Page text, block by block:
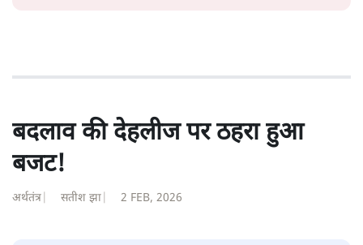
अपूर्वानंद दिल्ली विश्वविद्यालय में हिन्दी पढ़ाते हैं।
अपूर्वानंद